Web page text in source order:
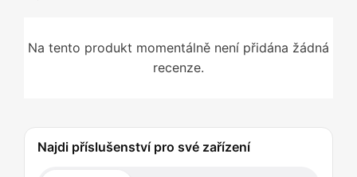
Na tento produkt momentálně není přidána žádná
recenze.
Najdi příslušenství pro své zařízení